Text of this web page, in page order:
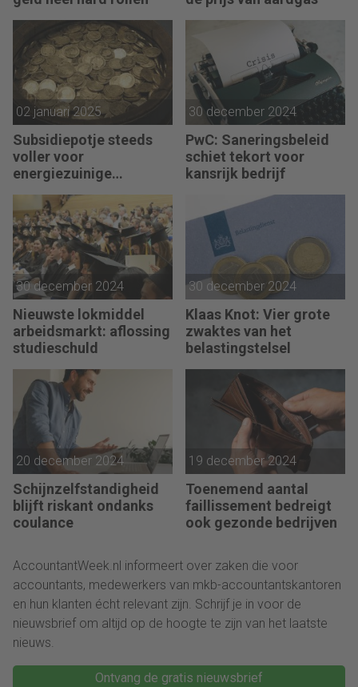
02 januari 2025
Subsidiepotje steeds
voller voor
energiezuinige
technieken
30 december 2024
PwC: Saneringsbeleid
schiet tekort voor
kansrijk bedrijf
30 december 2024
Nieuwste lokmiddel
arbeidsmarkt: aflossing
studieschuld
30 december 2024
Klaas Knot: Vier grote
zwaktes van het
belastingstelsel
20 december 2024
Schijnzelfstandigheid
blijft riskant ondanks
coulance
19 december 2024
Toenemend aantal
faillissement bedreigt
ook gezonde bedrijven
AccountantWeek.nl informeert over zaken die voor
accountants, medewerkers van mkb-accountantskantoren
en hun klanten écht relevant zijn. Schrijf je in voor de
nieuwsbrief om altijd op de hoogte te zijn van het laatste
nieuws.
Ontvang de gratis nieuwsbrief